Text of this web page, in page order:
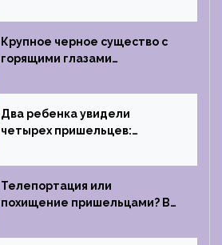
Крупное черное существо с
горящими глазами
Два ребенка увидели
четырех пришельцев:
1967 году
Телепортация или
похищение пришельцами? В
случай произошел с семьей